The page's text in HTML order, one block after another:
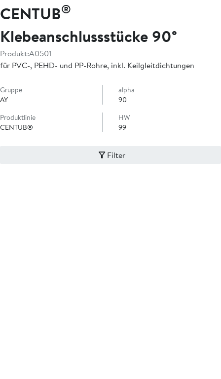
CENTUB®
Klebeanschlussstücke 90°
Produkt:A0501
für PVC-, PEHD- und PP-Rohre, inkl. Keilgleitdichtungen
Gruppe
AY
alpha
90
Produktlinie
CENTUB®
HW
99
Filter